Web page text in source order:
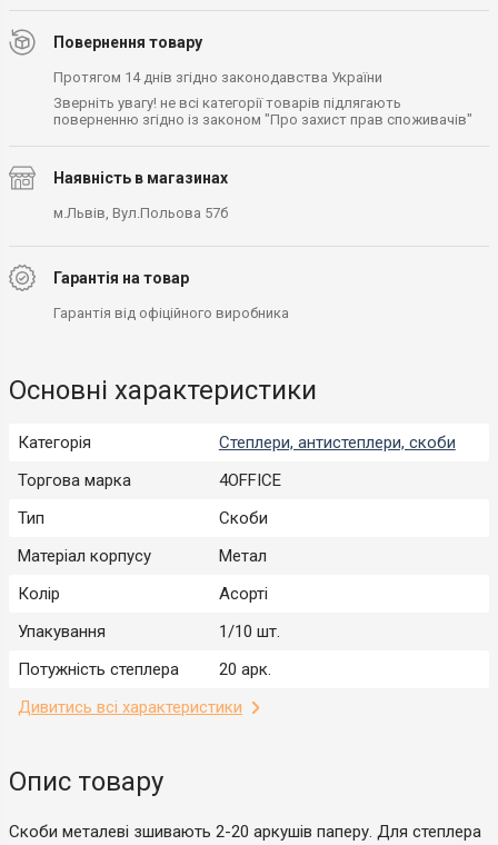
Повернення товару
Протягом 14 днів згідно законодавства України
Зверніть увагу! не всі категорії товарів підлягають
поверненню згідно із законом "Про захист прав споживачів"
Наявність в магазинах
м.Львів, Вул.Польова 57б
Гарантія на товар
Гарантія від офіційного виробника
Основні характеристики
Категорія
Степлери, антистеплери, скоби
Торгова марка
4OFFICE
Тип
Скоби
Матеріал корпусу
Метал
Колір
Асорті
Упакування
1/10 шт.
Потужність степлера
20 арк.
Дивитись всі характеристики
Опис товару
Скоби металеві зшивають 2-20 аркушів паперу. Для степлера